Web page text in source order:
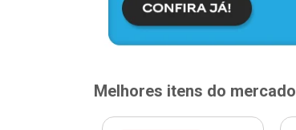
Melhores itens do mercado